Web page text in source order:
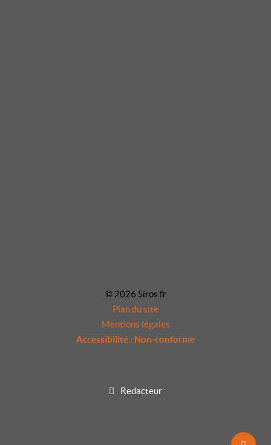
© 2026 Siros.fr
Plan du site
Mentions légales
Accessibilité : Non-conforme
Redacteur